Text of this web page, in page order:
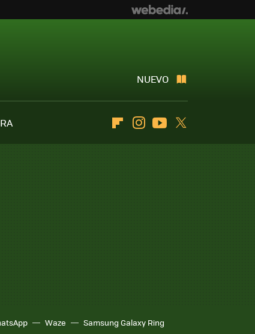
NUEVO
FlipboardInstagramYoutube
Waze Samsung Galaxy Ring